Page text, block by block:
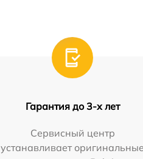
Гарантия до 3-х лет
Сервисный центр
устанавливает оригинальные